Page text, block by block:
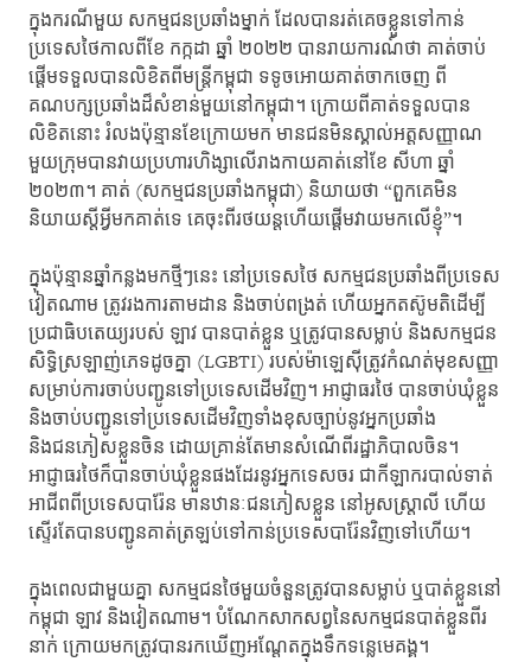
ក្នុងករណីមួយ សកម្មជនប្រឆាំងម្នាក់ ដែលបានរត់គេចខ្លួនទៅកាន់
ប្រទេសថៃកាលពីខែ កក្កដា ឆ្នាំ ២០២២ បានរាយការណ៍ថា គាត់ចាប់
ផ្តើមទទួលបានលិខិតពីមន្ត្រីកម្ពុជា ទទូចអោយគាត់ចាកចេញ ពី
គណបក្សប្រឆាំងដ៏សំខាន់មួយនៅកម្ពុជា។ ក្រោយពីគាត់ទទួលបាន
លិខិតនោះ រំលងប៉ុន្មានខែក្រោយមក មានជនមិនស្គាល់អត្តសញ្ញាណ
មួយក្រុមបានវាយប្រហារហិង្សាលើរាងកាយគាត់នៅខែ សីហា ឆ្នាំ
២០២៣។ គាត់ (សកម្មជនប្រឆាំងកម្ពុជា) និយាយថា “ពួកគេមិន
និយាយស្តីអ្វីមកគាត់ទេ គេចុះពីរថយន្តហើយផ្តើមវាយមកលើខ្ញុំ”។
ក្នុងប៉ុន្មានឆ្នាំកន្លងមកថ្មីៗនេះ នៅប្រទេសថៃ សកម្មជនប្រឆាំងពីប្រទេស
វៀតណាម ត្រូវរងការតាមដាន និងចាប់ពង្រត់ ហើយអ្នកតស៊ូមតិដើម្បី
ប្រជាធិបតេយ្យរបស់ ឡាវ បានបាត់ខ្លួន ឬត្រូវបានសម្លាប់ និងសកម្មជន
សិទ្ធិស្រឡាញ់ភេទដូចគ្នា (LGBTI) របស់ម៉ាឡេស៊ីត្រូវកំណត់មុខសញ្ញា
សម្រាប់ការចាប់បញ្ជូនទៅប្រទេសដើមវិញ។ អាជ្ញាធរថៃ បានចាប់ឃុំខ្លួន
និងចាប់បញ្ជូនទៅប្រទេសដើមវិញទាំងខុសច្បាប់នូវអ្នកប្រឆាំង
និងជនភៀសខ្លួនចិន ដោយគ្រាន់តែមានសំណើពីរដ្ឋាភិបាលចិន។
អាជ្ញាធរថៃក៏បានចាប់ឃុំខ្លួនផងដែរនូវអ្នកទេសចរ ជាកីឡាករបាល់ទាត់
អាជីពពីប្រទេសបារ៉ែន មានឋានៈជនភៀសខ្លួន នៅអូសស្ត្រាលី ហើយ
ស្ទើរតែបានបញ្ជូនគាត់ត្រឡប់ទៅកាន់ប្រទេសបារ៉ែនវិញទៅហើយ។
ក្នុងពេលជាមួយគ្នា សកម្មជនថៃមួយចំនួនត្រូវបានសម្លាប់ ឬបាត់ខ្លួននៅ
កម្ពុជា ឡាវ និងវៀតណាម។ បំណែកសាកសព្វនៃសកម្មជនបាត់ខ្លួនពីរ
នាក់ ក្រោយមកត្រូវបានរកឃើញអណ្តែតក្នុងទឹកទន្លេមេគង្គ។